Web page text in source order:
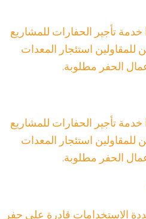
تقدم شركة Fern Engineering خدمة تأجير الحفارات للمشاريع
للمقاولين استئجار المعدات
الحفر مطلوبة.
تقدم شركة Fern Engineering خدمة تأجير الحفارات للمشاريع
للمقاولين استئجار المعدات
الحفر مطلوبة.
الاستخدامات قادرة على حفر